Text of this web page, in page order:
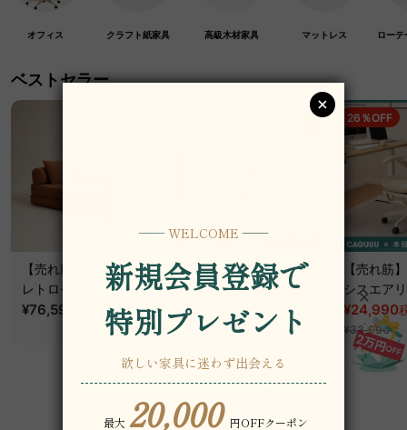
オフィス クラフト紙家具 高級木材家具 マットレス ロー
ベストセラー
【売れ筋】Soft Prime
レトロモダンソファベ
ッド｜20色以上から選
べるコーデュロイ
¥76,590 ~
【売れ筋】AXISU アク
シスコアライトオフィ
スチェア
¥31,790 税込 ¥39,290
26％OFF
【売れ筋
シスエア
フィスチ
¥24,990
¥33,990
関連カテゴリ